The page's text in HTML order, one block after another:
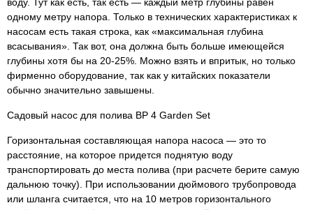
одному метру напора. Только в технических характеристиках к
насосам есть такая строка, как «максимальная глубина
всасывания». Так вот, она должна быть больше имеющейся
глубины хотя бы на 20-25%. Можно взять и впритык, но только
фирменно оборудование, так как у китайских показатели
обычно значительно завышены.
Садовый насос для полива BP 4 Garden Set
Горизонтальная составляющая напора насоса — это то
расстояние, на которое придется поднятую воду
транспортировать до места полива (при расчете берите самую
дальнюю точку). При использовании дюймового трубопровода
или шланга считается, что на 10 метров горизонтального